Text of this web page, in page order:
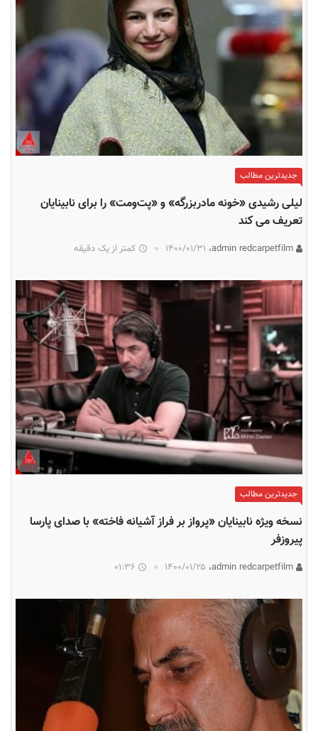
جدیدترین مطالب
لیلی رشیدی «خونه مادربزرگه» و «پت‌ومت» را برای نابینایان
تعریف می کند
۱۴۰۰/۰۱/۳۱ کمتر از یک دقیقه
جدیدترین مطالب
نسخه ویژه نابینایان «پرواز بر فراز آشیانه فاخته» با صدای پارسا
پیروزفر
۱۴۰۰/۰۱/۲۵ 01:36